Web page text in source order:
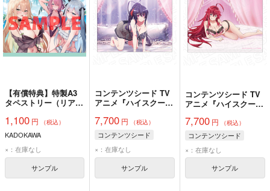
【有償特典】特製A3
タペストリー（リアル
～ゲーム攻略のために
殺される『不死』の俺
だけど、代わりにもら
える美少女たちのHな
ご褒美に困ってます
1,100 円 （税込）
KADOKAWA
×：在庫なし
サンプル
コンテンツシード TV
アニメ『ハイスクール
ストリー 姫島朱乃 ナ
イトウェア ver.
7,700 円 （税込）
コンテンツシード
×：在庫なし
サンプル
コンテンツシード TV
アニメ『ハイスクール
ストリー リアス・グ
レモリー ナイトウェ
ア ver.
7,700円 （税込）
コンテンツシード
×：在庫なし
サンプル